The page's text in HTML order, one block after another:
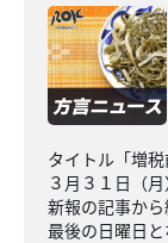
タイトル「増
３月３１日（
新報の記事か
最後の日曜日と